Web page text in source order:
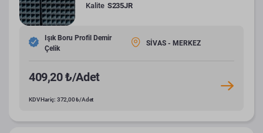
Kalite S235JR
Işık Boru Profil Demir
Çelik
SİVAS - MERKEZ
409,20 ₺/Adet
KDV Hariç: 372,00 ₺/Adet